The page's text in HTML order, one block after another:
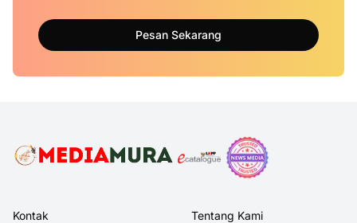
Pesan Sekarang
Kontak Tentang Kami